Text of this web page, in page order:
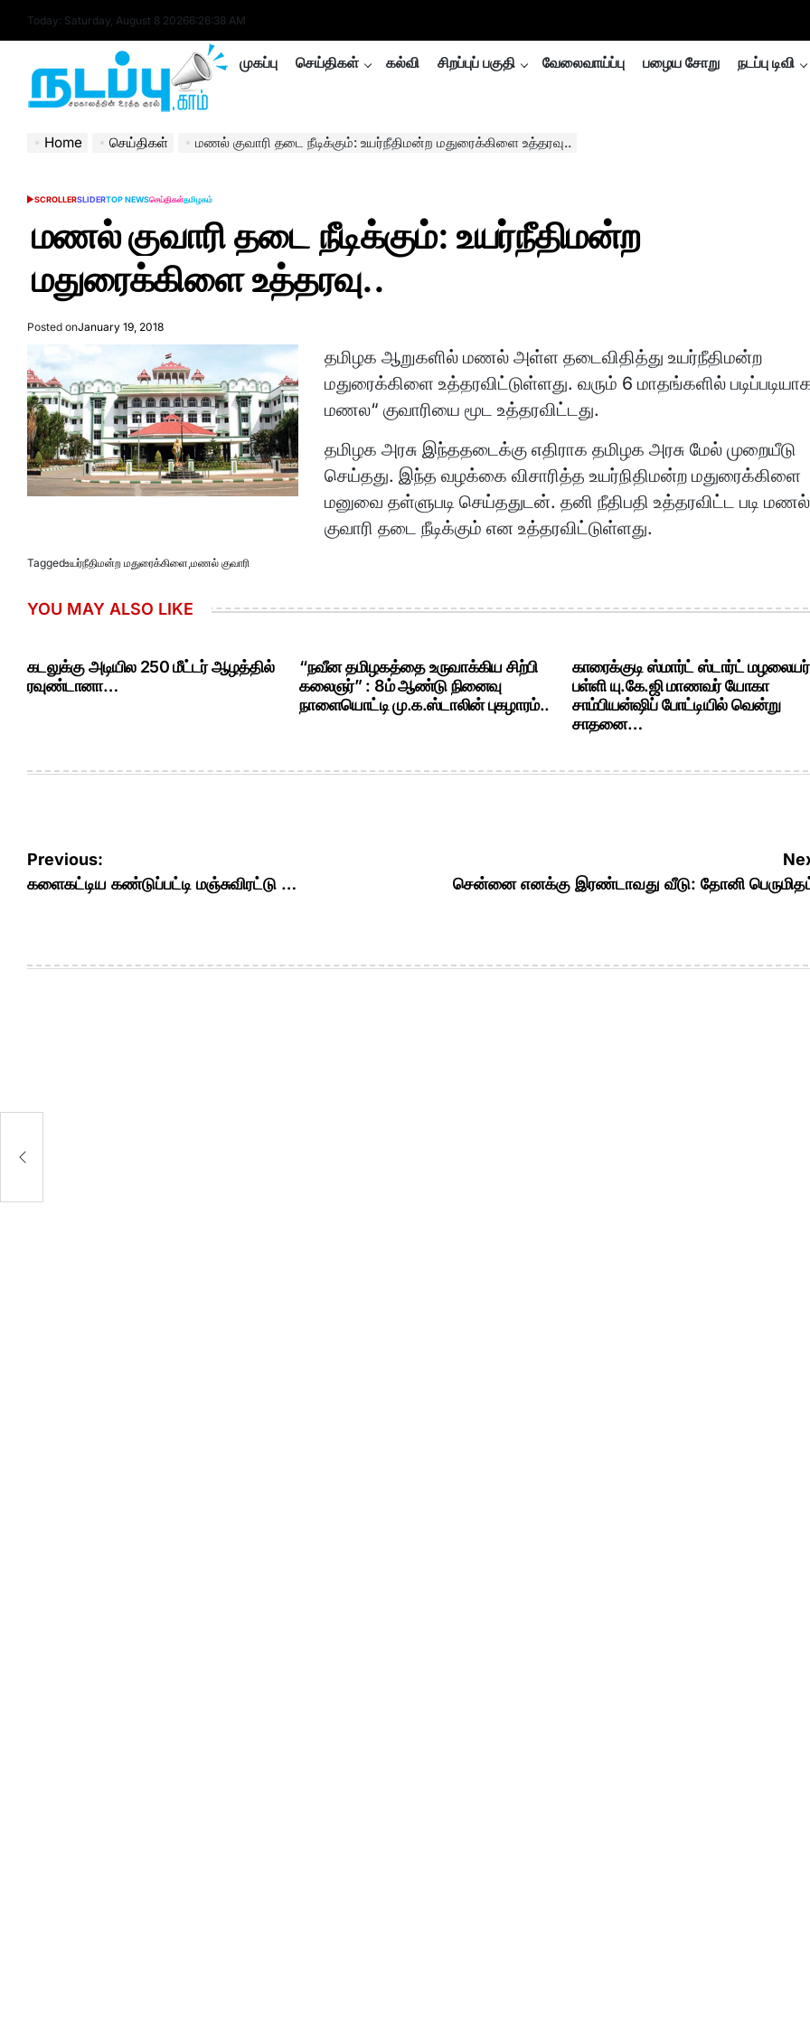
Today: Saturday, August 8 20266:26:39 AM
nadappu.com
முகப்பு செய்திகள் கல்வி சிறப்புப் பகுதி வேலைவாய்ப்பு பழைய சோறு நடப்பு டிவி
Home செய்திகள் மணல் குவாரி தடை நீடிக்கும்: உயர்நீதிமன்ற மதுரைக்கிளை உத்தரவு..
POSTED
SCROLLERSLIDERTOP NEWSசெய்திகள்தமிழகம்
மணல் குவாரி தடை நீடிக்கும்: உயர்நீதிமன்ற
மதுரைக்கிளை உத்தரவு..
Posted onJanuary 19, 2018
தமிழக ஆறுகளில் மணல் அள்ள தடைவிதித்து உயர்நீதிமன்ற
மதுரைக்கிளை உத்தரவிட்டுள்ளது. வரும் 6 மாதங்களில்
மணல“ குவாரியை மூட உத்தரவிட்டது.
தமிழக அரசு இந்ததடைக்கு எதிராக தமிழக அரசு மேல் முறையீடு
செய்தது. இந்த வழக்கை விசாரித்த உயர்நிதிமன்ற மதுரைக்கிளை
மனுவை தள்ளுபடி செய்ததுடன். தனி நீதிபதி உத்தரவிட்ட படி மணல்
குவாரி தடை நீடிக்கும் என உத்தரவிட்டுள்ளது.
Taggedஉயர்நீதிமன்ற மதுரைக்கிளை,மணல் குவாரி
YOU MAY ALSO LIKE
கடலுக்கு அடியில 250 மீட்டர் ஆழத்தில்
ரவுண்டானா…
“நவீன தமிழகத்தை உருவாக்கிய சிற்பி
கலைஞர்” : 8ம் ஆண்டு நினைவு
நாளையொட்டி மு.க.ஸ்டாலின் புகழாரம்..
காரைக்குடி ஸ்மார்ட் ஸ்டார்ட் மழலையர்
பள்ளி யு.கே.ஜி மாணவர் யோகா
சாம்பியன்ஷிப் போட்டியில் வென்று
சாதனை…
Post
navigation
Previous:
களைகட்டிய கண்டுப்பட்டி மஞ்சுவிரட்டு …
சென்னை எனக்கு இரண்டாவது வீடு: தோனி